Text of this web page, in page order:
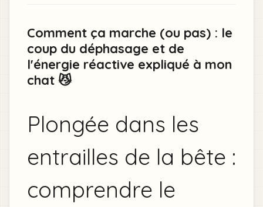
Comment ça marche (ou pas) : le
coup du déphasage et de
l'énergie réactive expliqué à mon
chat 😼
Plongée dans les
entrailles de la bête :
comprendre le